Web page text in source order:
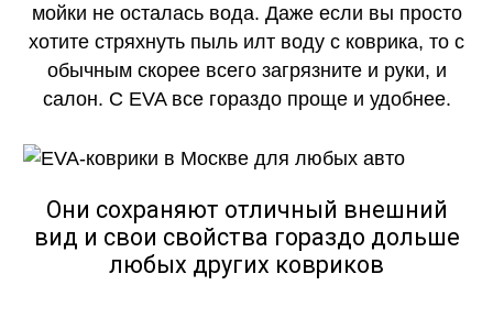
мойки не осталась вода. Даже если вы просто
хотите стряхнуть пыль илт воду с коврика, то с
обычным скорее всего загрязните и руки, и
салон. С EVA все гораздо проще и удобнее.
Они сохраняют отличный внешний
вид и свои свойства гораздо дольше
любых других ковриков